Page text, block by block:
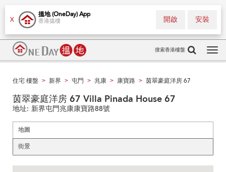
X
搵地 (OneDay) App
香港搵樓 安裝
開啟
搜索香港樓盤
住宅 樓盤 > 新界 > 屯門 > 兆康 > 康寶路 > 茵翠豪庭洋房 67
茵翠豪庭洋房 67 Villa Pinada House 67
地址: 新界屯門兆康康寶路88號
地圖
街景